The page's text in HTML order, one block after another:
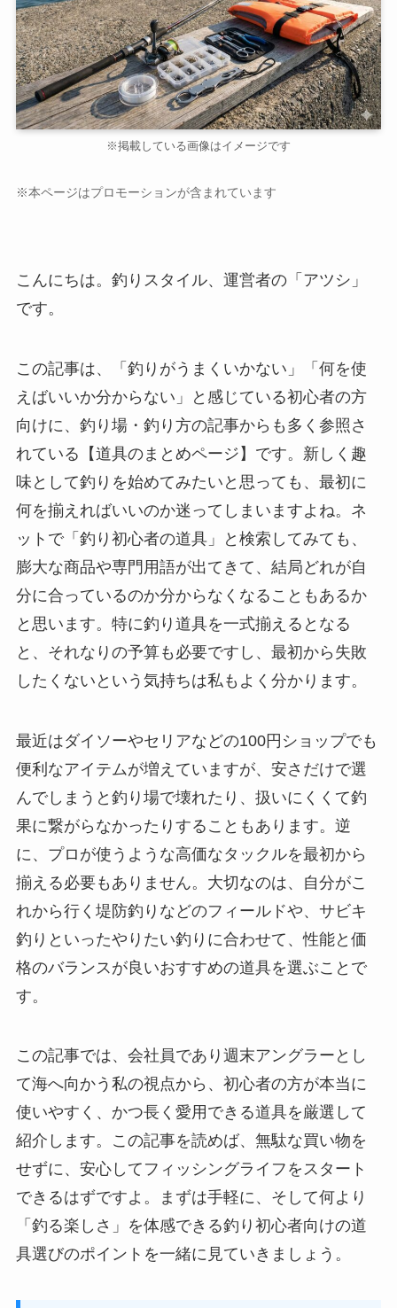
※掲載している画像はイメージです
※本ページはプロモーションが含まれています
こんにちは。釣りスタイル、運営者の「アツシ」
です。
この記事は、「釣りがうまくいかない」「何を使
えばいいか分からない」と感じている初心者の方
向けに、釣り場・釣り方の記事からも多く参照さ
れている【道具のまとめページ】です。新しく趣
味として釣りを始めてみたいと思っても、最初に
何を揃えればいいのか迷ってしまいますよね。ネ
ットで「釣り初心者の道具」と検索してみても、
膨大な商品や専門用語が出てきて、結局どれが自
分に合っているのか分からなくなることもあるか
と思います。特に釣り道具を一式揃えるとなる
と、それなりの予算も必要ですし、最初から失敗
したくないという気持ちは私もよく分かります。
最近はダイソーやセリアなどの100円ショップでも
便利なアイテムが増えていますが、安さだけで選
んでしまうと釣り場で壊れたり、扱いにくくて釣
果に繋がらなかったりすることもあります。逆
に、プロが使うような高価なタックルを最初から
揃える必要もありません。大切なのは、自分がこ
れから行く堤防釣りなどのフィールドや、サビキ
釣りといったやりたい釣りに合わせて、性能と価
格のバランスが良いおすすめの道具を選ぶことで
す。
この記事では、会社員であり週末アングラーとし
て海へ向かう私の視点から、初心者の方が本当に
使いやすく、かつ長く愛用できる道具を厳選して
紹介します。この記事を読めば、無駄な買い物を
せずに、安心してフィッシングライフをスタート
できるはずですよ。まずは手軽に、そして何より
「釣る楽しさ」を体感できる釣り初心者向けの道
具選びのポイントを一緒に見ていきましょう。